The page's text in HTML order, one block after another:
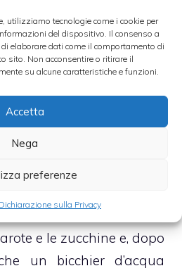
utilizziamo tecnologie come i cookie per
del dispositivo. Il consenso a
elaborare dati come il comportamento di
sito. Non acconsentire o ritirare il
su alcune caratteristiche e funzioni.
Accetta
Nega
preferenze
Dichiarazione sulla Privacy
che, successivamente,
capiente padella
appassire
sottili anche il pollo che,
nella maizena,
e farai rosolare
e le zucchine e, dopo
un bicchier d’acqua